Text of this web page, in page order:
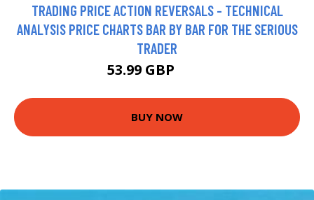
TRADING PRICE ACTION REVERSALS - TECHNICAL
ANALYSIS PRICE CHARTS BAR BY BAR FOR THE SERIOUS
TRADER
53.99 GBP
BUY NOW